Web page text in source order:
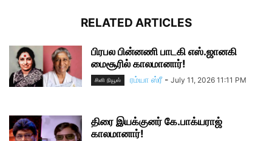
RELATED ARTICLES
பிரபல பின்னணி பாடகி எஸ்.ஜானகி
மைசூரில் காலமானார்!
சினி நியூஸ் ரம்யா ஸ்ரீ - July 11, 2026 11:11 PM
திரை இயக்குனர் கே.பாக்யராஜ்
காலமானார்!